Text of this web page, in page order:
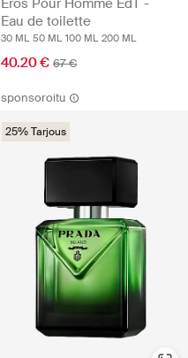
Eros Pour Homme EdT -
Eau de toilette
30 ML 50 ML 100 ML 200 ML
40.20 € 67 €
sponsoroitu
25% Tarjous